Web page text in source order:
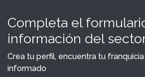
Completa el
información del
Crea tu perfil, encuentra tu
informado